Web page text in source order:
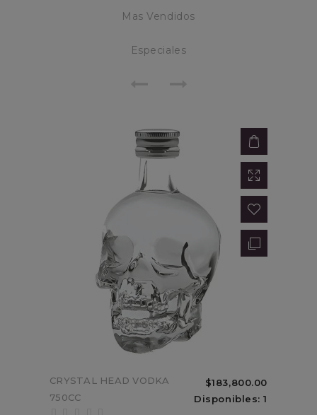
Mas Vendidos
Especiales
ESTUCHE CARTON ACHAVAL
FERRER MENDOZA MALBEC
$33,000.00
Sin Stock
CRYSTAL HEAD VODKA
750CC
$183,800.00
Disponibles: 1